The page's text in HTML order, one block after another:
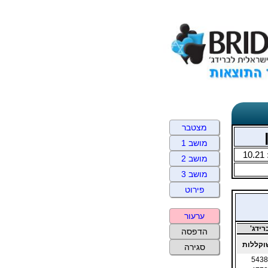
10.21
5438
מצטבר
מושב 1
מושב 2
מושב 3
פירוט
ערעור
הדפסה
סגירה